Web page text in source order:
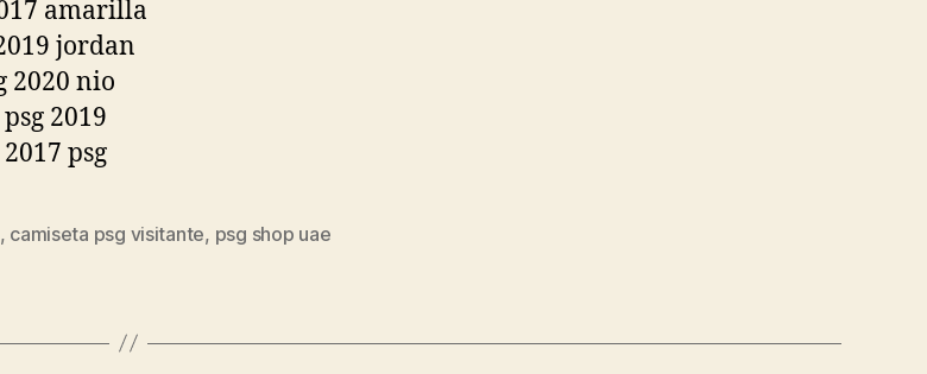
, camiseta psg visitante, psg shop uae